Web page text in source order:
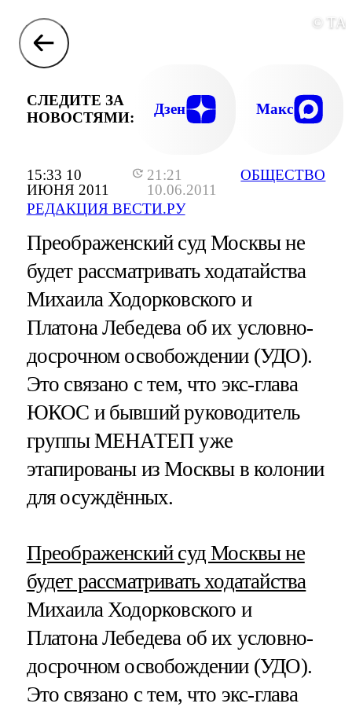
15:33 10
ИЮНЯ 2011
21:21
10.06.2011
РЕДАКЦИЯ ВЕСТИ.РУ
ОБЩЕСТВО
©
СЛЕДИТЕ ЗА
НОВОСТЯМИ:
Дзен Макс
Преображенский суд Москвы не
будет рассматривать ходатайства
Михаила Ходорковского и
Платона Лебедева об их условно-
досрочном освобождении (УДО).
Это связано с тем, что экс-глава
ЮКОС и бывший руководитель
группы МЕНАТЕП уже
этапированы из Москвы в колонии
для осуждённых.
Преображенский суд Москвы не
будет рассматривать ходатайства
Михаила Ходорковского и
Платона Лебедева об их условно-
досрочном освобождении (УДО).
Это связано с тем, что экс-глава